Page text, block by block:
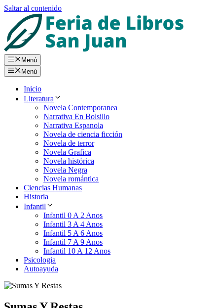
Saltar al contenido
Menú
Menú
Inicio
Literatura
Novela Contemporanea
Narrativa En Bolsillo
Narrativa Espanola
Novela de ciencia ficción
Novela de terror
Novela Grafica
Novela histórica
Novela Negra
Novela romántica
Ciencias Humanas
Historia
Infantil
Infantil 0 A 2 Anos
Infantil 3 A 4 Anos
Infantil 5 A 6 Anos
Infantil 7 A 9 Anos
Infantil 10 A 12 Anos
Psicologia
Autoayuda